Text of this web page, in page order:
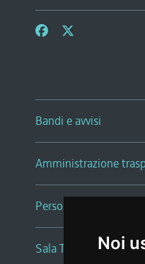
Noi
Bandi e avvisi
Amministrazione
Persone e Uffici
Sala Tiziano Tessitori